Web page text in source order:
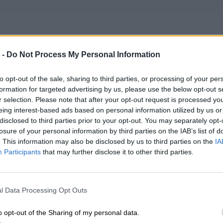
- Do Not Process My Personal Information
opt-out of the sale, sharing to third parties, or processing of your
for targeted advertising by us, please use the below opt-out
selection. Please note that after your opt-out request is processed
interest-based ads based on personal information utilized by us
to third parties prior to your opt-out. You may separately
of your personal information by third parties on the IAB’s list of
This information may also be disclosed by us to third parties on the
Participants that may further disclose it to other third parties.
Data Processing Opt Outs
opt-out of the Sharing of my personal data.
Bateria Lenovo Original L20L3P71, 3C 11.58V 52.8Wh
5B11A14635, 5B11M90076, 5B11M90077,
SB11A14634, SB11M89877, SB11M89878)
modele: 5B11A13107, 5B11A13108, 5B11A14635,
SB11A13105, SB11A13106, SB11A14634, SB11M89877,
zamówienia od 5-14 dni.